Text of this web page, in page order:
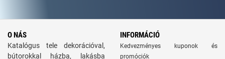
O NÁS
Katalógus tele dekorációval,
bútorokkal házba, lakásba
INFORMÁCIÓ
Kedvezményes kuponok és
promóciók